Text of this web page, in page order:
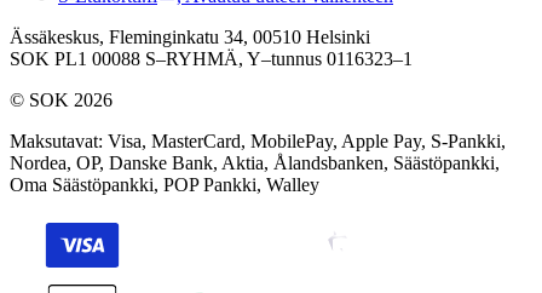
Ässäkeskus, Fleminginkatu 34, 00510 Helsinki
SOK PL1 00088 S–RYHMÄ, Y–tunnus 0116323–1
© SOK 2026
Maksutavat: Visa, MasterCard, MobilePay, Apple Pay, S-Pankki,
Nordea, OP, Danske Bank, Aktia, Ålandsbanken, Säästöpankki,
Oma Säästöpankki, POP Pankki, Walley